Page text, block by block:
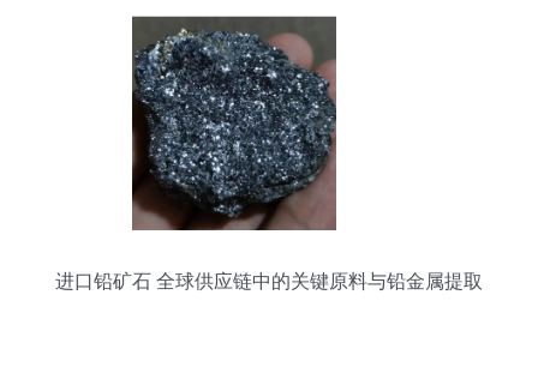
进口铅矿石 全球供应链中的关键原料与铅金属提取